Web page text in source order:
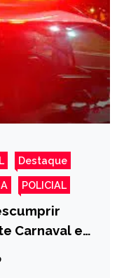
Destaque
POLICIAL
Carnaval em